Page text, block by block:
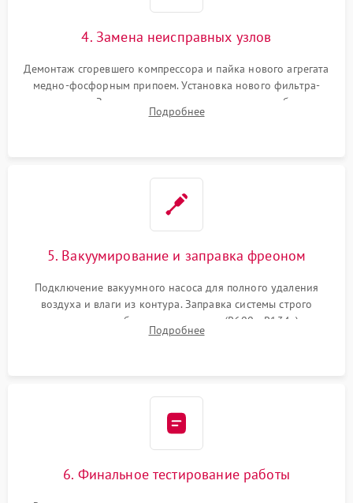
4. Замена неисправных узлов
Демонтаж сгоревшего компрессора и пайка нового агрегата
медно-фосфорным припоем. Установка нового фильтра-
осушителя. Замена изношенных вентиляторов обдува,
сломанных заслонок или поврежденных дверных петель.
Подробнее
5. Вакуумирование и заправка фреоном
Подключение вакуумного насоса для полного удаления
воздуха и влаги из контура. Заправка системы строго
дозированным объемом хладагента (R600a, R134a) по
электронным весам. Контроль рабочего давления в системе.
Подробнее
6. Финальное тестирование работы